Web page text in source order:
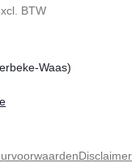
BTW
Waas)
Disclaimer